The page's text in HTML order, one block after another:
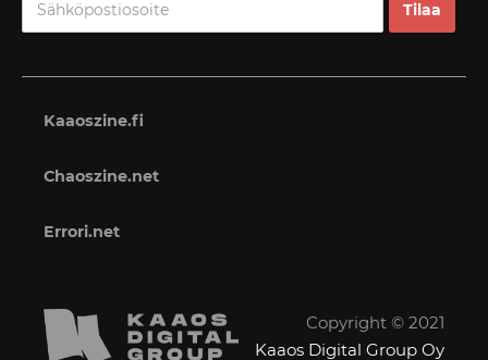
Kaaoszine.fi
Chaoszine.net
Errori.net
Copyright © 2021
Kaaos Digital Group Oy